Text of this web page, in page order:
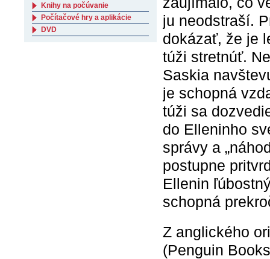
ju neodstraší.
dokázať, že je
túži stretnúť.
Saskia
je schopná
túži sa
do Elleninho
správy a
postupne
Ellenin
schopná
Z anglického
(Penguin
Knihy na počúvanie
Počítačové hry a aplikácie
DVD